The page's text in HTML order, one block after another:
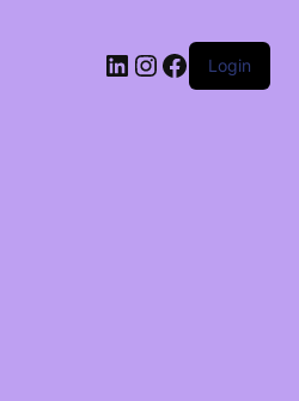
LinkedIn
Instagram
Facebook
Login